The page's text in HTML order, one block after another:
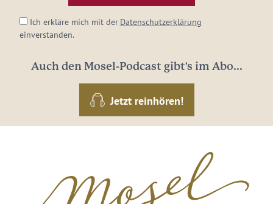
Ich erkläre mich mit der Datenschutzerklärung
einverstanden.
Auch den Mosel-Podcast gibt's im Abo...
Jetzt reinhören!